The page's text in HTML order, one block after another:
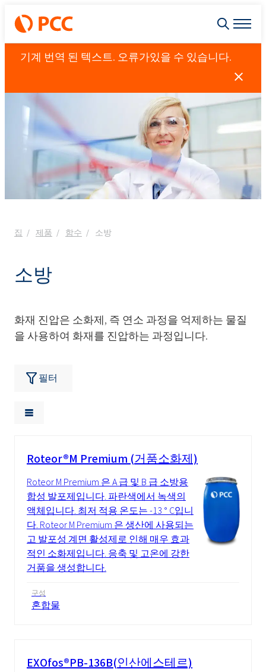
기계 번역 된 텍스트. 오류가있을 수 있습니다.
집 제품 함수 소방
소방
화재 진압은 소화제, 즉 연소 과정을 억제하는 물질
을 사용하여 화재를 진압하는 과정입니다.
필터
Roteor®M Premium (거품소화제)
Roteor M Premium 은 A 급 및 B 급 소방용
합성 발포제입니다. 파란색에서 녹색의
액체입니다. 최저 적용 온도는 -13 ° C입니
다. Roteor M Premium 은 생산에 사용되는
고 발포성 계면 활성제로 인해 매우 효과
적인 소화제입니다. 응축 및 고온에 강한
거품을 생성합니다.
구성
혼합물
EXOfos®PB-136B(인산에스테르)